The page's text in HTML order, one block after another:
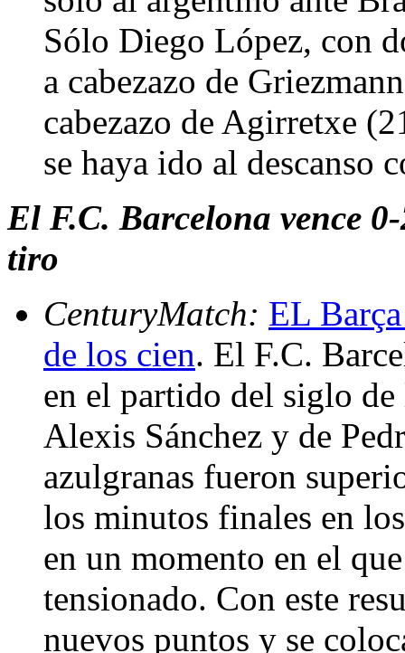
Sólo Diego López, con
a cabezazo de
cabezazo de Agirretxe
se haya ido al
El F.C. Barcelona vence
tiro
CenturyMatch: EL
de los cien. El F.C.
en el partido del siglo
Alexis Sánchez y de
azulgranas fueron
los minutos finales en
en un momento en el
tensionado. Con este
nuevos puntos y se